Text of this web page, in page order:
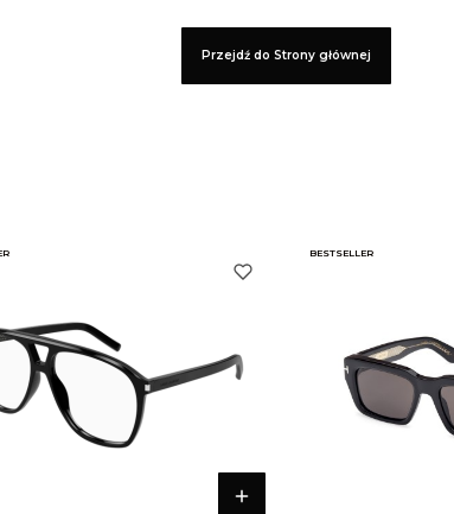
Przejdź do Strony głównej
BESTSELLER